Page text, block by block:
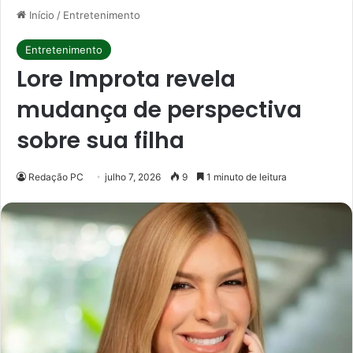
Início / Entretenimento
Entretenimento
Lore Improta revela
mudança de perspectiva
sobre sua filha
Redação PC julho 7, 2026 9 1 minuto de leitura